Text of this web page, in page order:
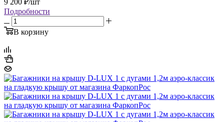
Подробности
В корзину